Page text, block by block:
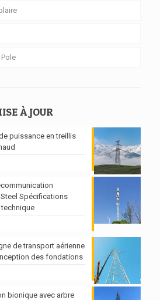
À JOUR
puissance en treillis
Spécifications
de transport aérienne
des fondations
bionique avec arbre